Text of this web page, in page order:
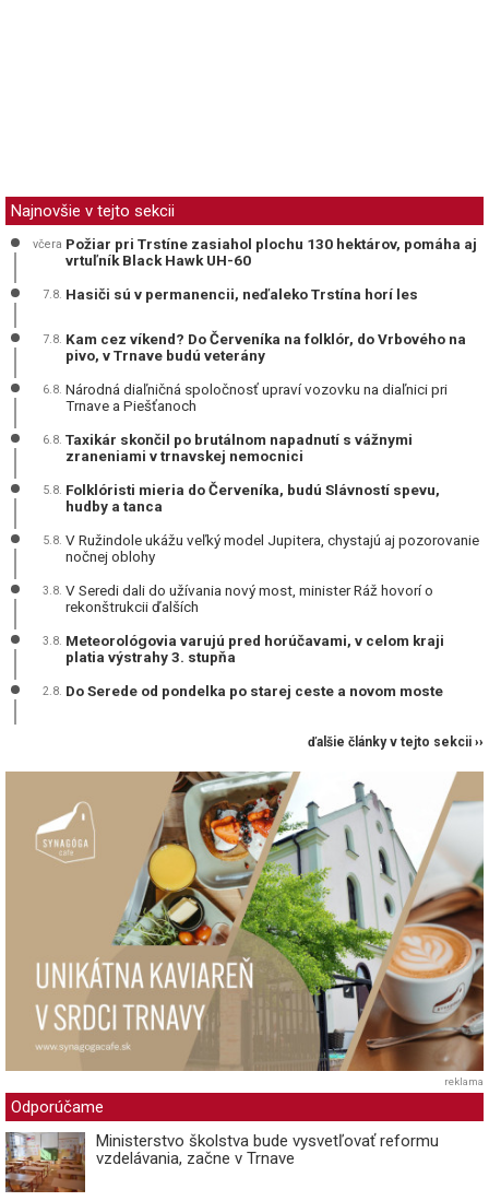
Najnovšie v tejto sekcii
včera Požiar pri Trstíne zasiahol plochu 130 hektárov, pomáha aj
vrtuľník Black Hawk UH-60
7.8. Hasiči sú v permanencii, neďaleko Trstína horí les
7.8. Kam cez víkend? Do Červeníka na folklór, do Vrbového na
pivo, v Trnave budú veterány
6.8. Národná diaľničná spoločnosť upraví vozovku na diaľnici pri
Trnave a Piešťanoch
6.8. Taxikár skončil po brutálnom napadnutí s vážnymi
zraneniami v trnavskej nemocnici
5.8. Folklóristi mieria do Červeníka, budú Slávností spevu,
hudby a tanca
5.8. V Ružindole ukážu veľký model Jupitera, chystajú aj pozorovanie
nočnej oblohy
3.8. V Seredi dali do užívania nový most, minister Ráž hovorí o
rekonštrukcii ďalších
3.8. Meteorológovia varujú pred horúčavami, v celom kraji
platia výstrahy 3. stupňa
2.8. Do Serede od pondelka po starej ceste a novom moste
ďalšie články v tejto sekcii ››
reklama
Odporúčame
Ministerstvo školstva bude vysvetľovať reformu
vzdelávania, začne v Trnave